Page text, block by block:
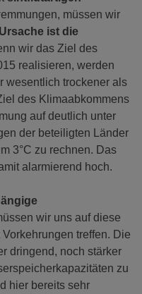
müssen wir
Ursache ist die
wir das Ziel des
realisieren, werden
wesentlich trockener als
des Klimaabkommens
auf deutlich unter
der beteiligten Länder
3°C zu rechnen. Das
alarmierend hoch.
wir uns auf diese
treffen. Die
dringend, noch stärker
zu
hier bereits sehr